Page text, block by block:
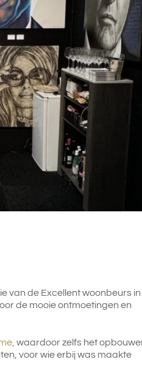
van de Excellent woonbeurs in
de mooie ontmoetingen en
, waardoor zelfs het
voor wie erbij was maakte